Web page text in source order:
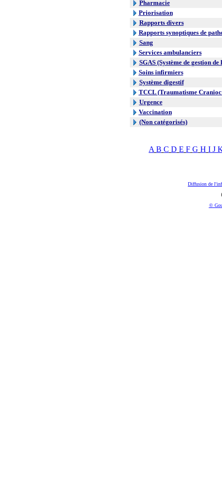
Pharmacie
Priorisation
Rapports divers
Rapports synoptiques de
Sang
Services ambulanciers
SGAS (Système de gestion
Soins infirmiers
Système digestif
TCCL (Traumatisme
Urgence
Vaccination
(Non catégorisés)
A B C D E F G H I J
Diffusion de
©